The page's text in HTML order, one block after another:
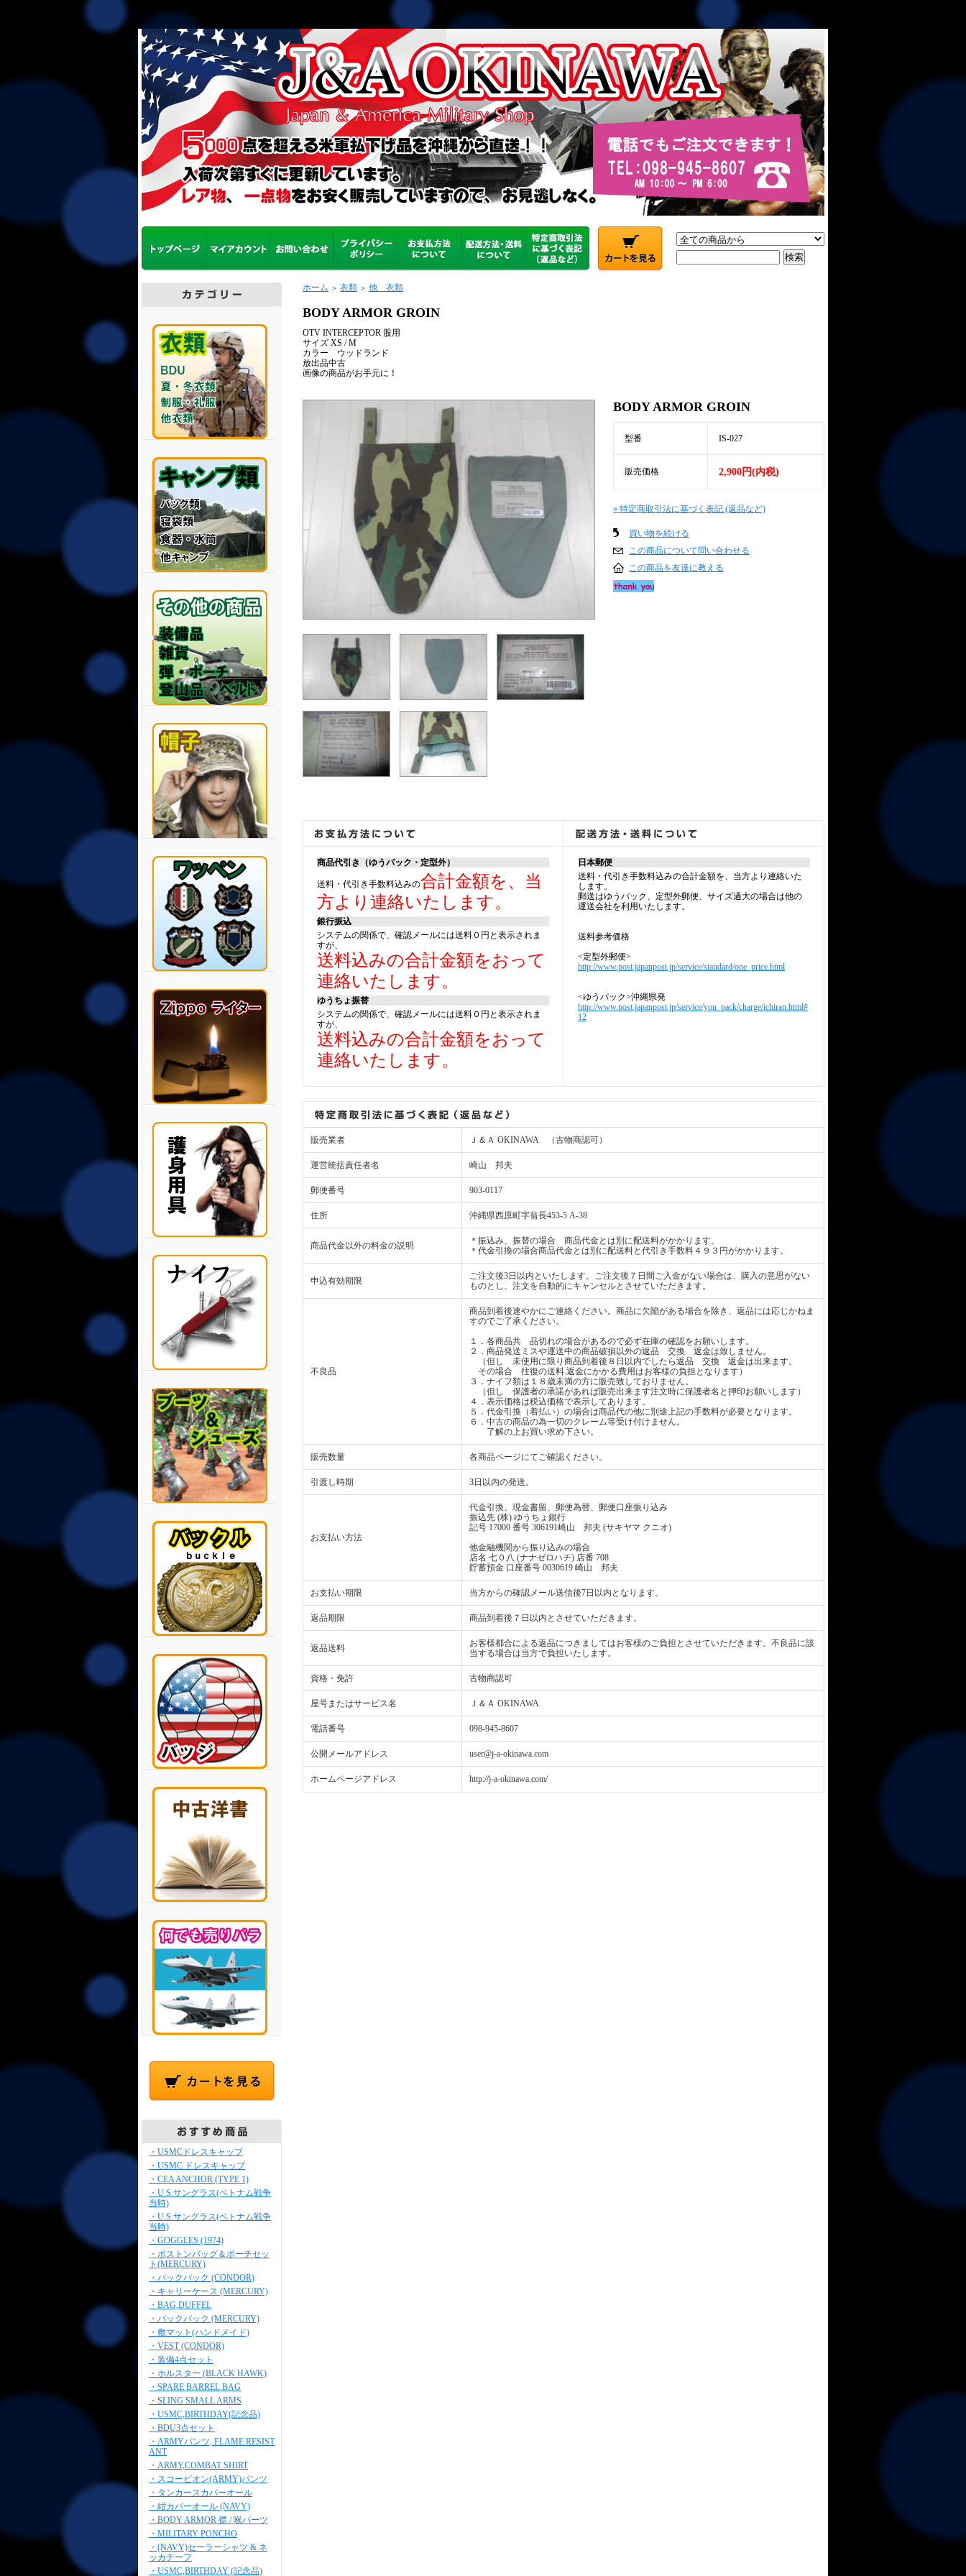
・USMCドレスキャップ
・USMC ドレスキャップ
・CEA ANCHOR (TYPE 1)
・U.S.サングラス(ベトナム戦争
当時)
・U.S.サングラス(ベトナム戦争
当時)
・GOGGLES (1974)
・ボストンバッグ＆ポーチセッ
ト(MERCURY)
・バックパック (CONDOR)
・キャリーケース (MERCURY)
・BAG,DUFFEL
・バックパック (MERCURY)
・敷マット(ハンドメイド)
・VEST (CONDOR)
・装備4点セット
・ホルスター (BLACK HAWK)
・SPARE BARREL BAG
・SLING SMALL ARMS
・USMC,BIRTHDAY(記念品)
・BDU3点セット
・ARMYパンツ, FLAME RESIST
ANT
・ARMY,COMBAT SHIRT
・スコーピオン(ARMY)パンツ
・タンカースカバーオール
・紺カバーオール (NAVY)
・BODY ARMOR 襟 / 喉パーツ
・MILITARY PONCHO
・(NAVY)セーラーシャツ & ネ
ッカチーフ
・USMC,BIRTHDAY (記念品)
ホーム ＞ 衣類 ＞ 他 衣類
BODY ARMOR GROIN
OTV INTERCEPTOR 股用
サイズ XS / M
カラー ウッドランド
放出品中古
画像の商品がお手元に！
BODY ARMOR GROIN
型番 IS-027
販売価格 2,900円(内税)
» 特定商取引法に基づく表記 (返品など)
買い物を続ける
この商品について問い合わせる
この商品を友達に教える
商品代引き（ゆうパック・定型外）
送料・代引き手数料込みの合計金額を、当
方より連絡いたします。
銀行振込
システムの関係で、確認メールには送料０円と表示されま
すが、
送料込みの合計金額をおって
連絡いたします。
ゆうちょ振替
システムの関係で、確認メールには送料０円と表示されま
すが、
送料込みの合計金額をおって
連絡いたします。
日本郵便
送料・代引き手数料込みの合計金額を、当方より連絡いた
します。
郵送はゆうパック、定型外郵便、サイズ過大の場合は他の
運送会社を利用いたします。
送料参考価格
<定型外郵便>
http://www.post.japanpost.jp/service/standard/one_price.html
<ゆうパック>沖縄県発
http://www.post.japanpost.jp/service/you_pack/charge/ichiran.html#
12
販売業者 Ｊ＆Ａ OKINAWA （古物商認可）
運営統括責任者名 崎山 邦夫
郵便番号 903-0117
住所 沖縄県西原町字翁長453-5 A-38
商品代金以外の料金の説明
＊振込み、振替の場合 商品代金とは別に配送料がかかります。
＊代金引換の場合商品代金とは別に配送料と代引き手数料４９３円がかかります。
申込有効期限
ご注文後3日以内といたします。ご注文後７日間ご入金がない場合は、購入の意思がない
ものとし、注文を自動的にキャンセルとさせていただきます。
不良品
商品到着後速やかにご連絡ください。商品に欠陥がある場合を除き、返品には応じかねま
すのでご了承ください。
１．各商品共 品切れの場合があるので必ず在庫の確認をお願いします。
２．商品発送ミスや運送中の商品破損以外の返品 交換 返金は致しません。
（但し 未使用に限り商品到着後８日以内でしたら返品 交換 返金は出来ます。
その場合 往復の送料.返金にかかる費用はお客様の負担となります）
３．ナイフ類は１８歳未満の方に販売致しておりません。
（但し 保護者の承諾があれば販売出来ます注文時に保護者名と押印お願いします）
４．表示価格は税込価格で表示してあります。
５．代金引換（着払い）の場合は商品代の他に別途上記の手数料が必要となります。
６．中古の商品の為一切のクレーム等受け付けません。
了解の上お買い求め下さい。
販売数量 各商品ページにてご確認ください。
引渡し時期 3日以内の発送。
お支払い方法
代金引換、現金書留、郵便為替、郵便口座振り込み
振込先 (株) ゆうちょ銀行
記号 17000 番号 306191崎山 邦夫 (サキヤマ クニオ)
他金融機関から振り込みの場合
店名 七０八 (ナナゼロハチ) 店番 708
貯蓄預金 口座番号 0030619 崎山 邦夫
お支払い期限 当方からの確認メール送信後7日以内となります。
返品期限 商品到着後７日以内とさせていただきます。
返品送料
お客様都合による返品につきましてはお客様のご負担とさせていただきます。不良品に該
当する場合は当方で負担いたします。
資格・免許 古物商認可
屋号またはサービス名 Ｊ＆Ａ OKINAWA
電話番号 098-945-8607
公開メールアドレス user@j-a-okinawa.com
ホームページアドレス http://j-a-okinawa.com/